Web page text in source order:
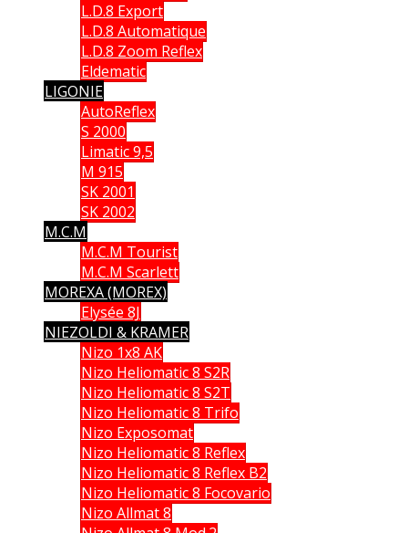
L.D.8 Export
L.D.8 Automatique
L.D.8 Zoom Reflex
Eldematic
LIGONIE
AutoReflex
S 2000
Limatic 9,5
M 915
SK 2001
SK 2002
M.C.M
M.C.M Tourist
M.C.M Scarlett
MOREXA (MOREX)
Elysée 8J
NIEZOLDI & KRAMER
Nizo 1x8 AK
Nizo Heliomatic 8 S2R
Nizo Heliomatic 8 S2T
Nizo Heliomatic 8 Trifo
Nizo Exposomat
Nizo Heliomatic 8 Reflex
Nizo Heliomatic 8 Reflex B2
Nizo Heliomatic 8 Focovario
Nizo Allmat 8